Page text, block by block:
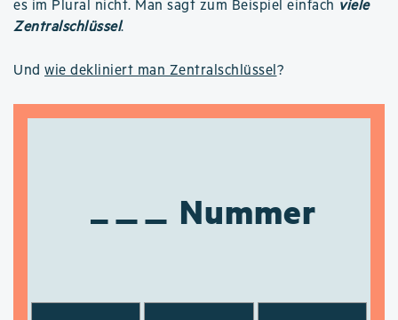
es im Plural nicht. Man sagt zum Beispiel einfach viele
Zentralschlüssel.
Und wie dekliniert man Zentralschlüssel?
Nummer